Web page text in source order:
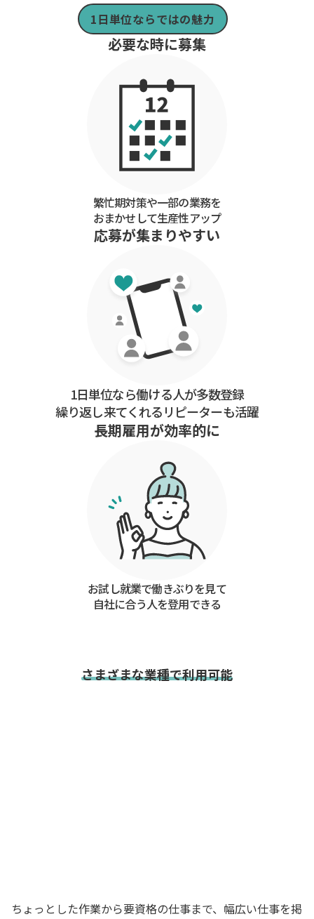
1日単位ならではの魅力
必要な時に募集
繁忙期対策や一部の業務を
おまかせして生産性アップ
応募が集まりやすい
1日単位なら働ける人が多数登録
繰り返し来てくれるリピーターも活躍
長期雇用が効率的に
お試し就業で働きぶりを見て
自社に合う人を登用できる
さまざまな業種で利用可能
ちょっとした作業から要資格の仕事まで、幅広い仕事を掲